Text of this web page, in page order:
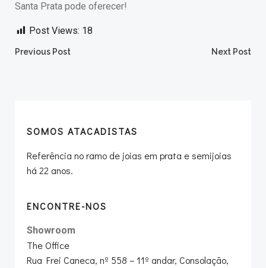
Santa Prata pode oferecer!
Post Views: 18
Post
Previous Post Next Post
SOMOS ATACADISTAS
Referência no ramo de joias em prata e semijoias
há 22 anos.
ENCONTRE-NOS
Showroom
The Office
Rua Frei Caneca, nº 558 – 11º andar, Consolação,